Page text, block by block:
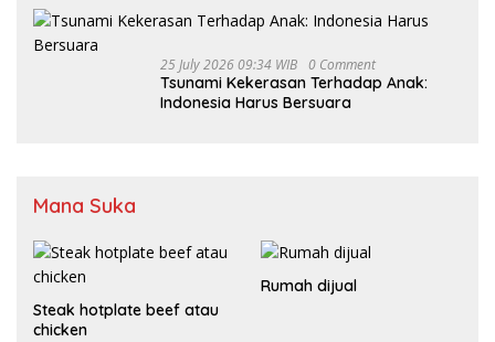
25 July 2026 09:34 WIB 0 Comment
Tsunami Kekerasan Terhadap Anak:
Indonesia Harus Bersuara
Mana Suka
Steak hotplate beef atau
chicken
Rumah dijual